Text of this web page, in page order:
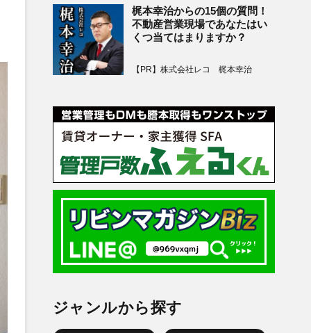
梶本幸治からの15個の質問！
不動産営業現場であなたはい
くつ当てはまりますか？
【PR】株式会社レコ 梶本幸治
ジャンルから探す